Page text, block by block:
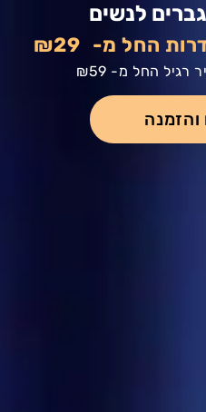
לנשים
החל מ- ₪29
רגיל החל מ- ₪59
והזמנה